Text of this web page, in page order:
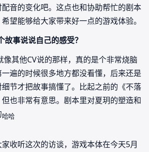
音的变化吧。这点也和协助帮忙的剧本
望能够给大家带来好一点的游戏体验。
事说说自己的感受？
其他CV说的那样，真的是个非常烧脑
遍的时候很多地方都没看懂，后来还是
节才把故事搞懂了。比起之前的《不落
也非常有意思。剧本里对夏玥的塑造和
哈哈
收听这次的访谈，游戏本体在今天5月